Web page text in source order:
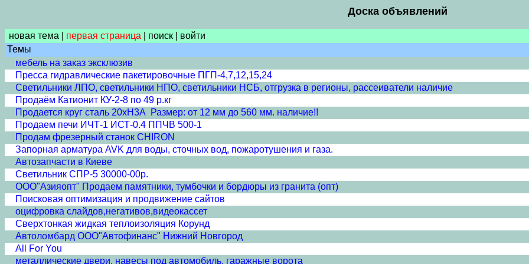
Доска объявлений
новая тема первая страница поиск войти
Темы
мебель на заказ эксклюзив
Пресса гидравлические пакетировочные ПГП-4,7,12,15,24
Светильники ЛПО, светильники НПО, светильники НСБ, отгрузка в регионы, рассеиватели наличие
Продаём Катионит КУ-2-8 по 49 р.кг
Продается круг сталь 20хН3А Размер: от 12 мм до 560 мм. наличие!!
Продаем печи ИЧТ-1 ИСТ-0.4 ППЧВ 500-1
Продам фрезерный станок CHIRON
Запорная арматура AVK для воды, сточных вод, пожаротушения и газа.
Автозапчасти в Киеве
Светильник СПР-5 30000-00р.
ООО"Азияопт" Продаем памятники, тумбочки и бордюры из гранита (опт)
Поисковая оптимизация и продвижение сайтов
оцифровка слайдов,негативов,видеокассет
Сверхтонкая жидкая теплоизоляция Корунд
Автоломбард ООО"Автофинанс" Нижний Новгород
All For You
металлические двери, навесы под автомобиль, гаражные ворота